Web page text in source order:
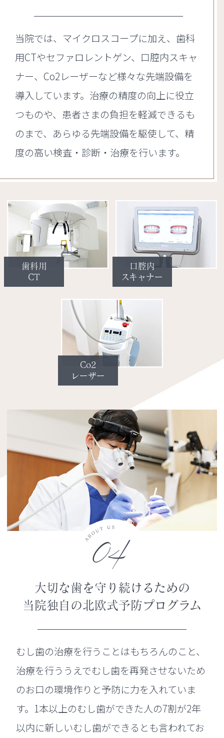
当院では、マイクロスコープに加え、歯科
用CTやセファロレントゲン、口腔内スキャ
ナー、Co2レーザーなど様々な先端設備を
導入しています。治療の精度の向上に役立
つものや、患者さまの負担を軽減できるも
のまで、あらゆる先端設備を駆使して、精
度の高い検査・診断・治療を行います。
歯科用
CT
口腔内
スキャナー
Co2
レーザー
04
大切な歯を守り続けるための
当院独自の北欧式予防プログラム
むし歯の治療を行うことはもちろんのこと、
治療を行ううえでむし歯を再発させないため
のお口の環境作りと予防に力を入れていま
す。1本以上のむし歯ができた人の7割が2年
以内に新しいむし歯ができるとも言われてお